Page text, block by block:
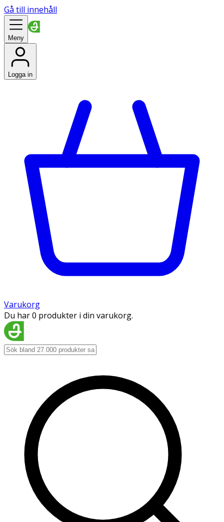
Gå till innehåll
Meny
Logga in
Varukorg
Du har 0 produkter i din varukorg.